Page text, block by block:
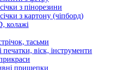
з пінорезини
з картону (чіпборд)
колажі
тасьми
печатки, віск, інструменти
прищепки